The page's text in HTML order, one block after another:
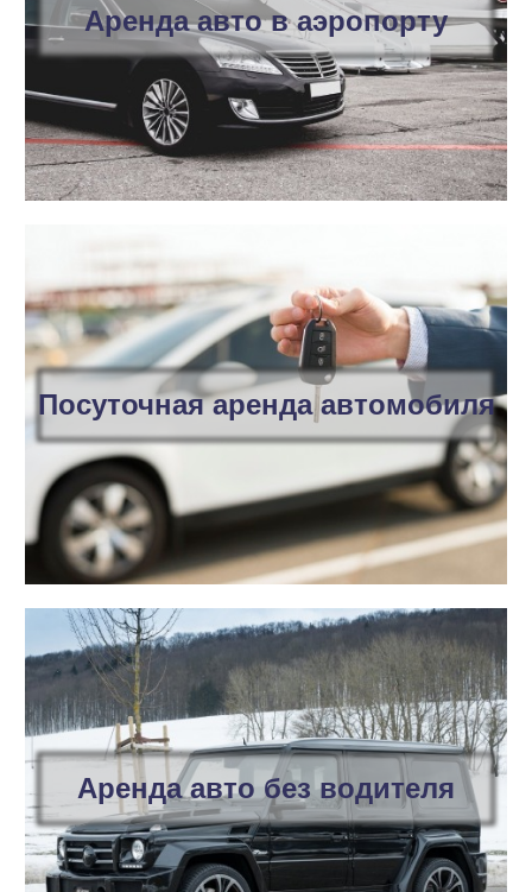
Аренда авто в аэропорту
Посуточная аренда автомобиля
Аренда авто без водителя